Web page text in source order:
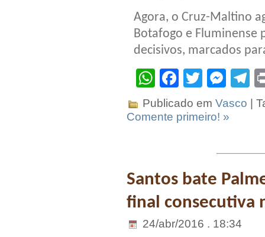
Agora, o Cruz-Maltino
Botafogo e Fluminense
decisivos, marcados
WhatsApp
Facebook
Twitter
Publicado em Vasco |
Comente primeiro! »
Santos bate
final consecutiva
24/abr/2016 . 18:34